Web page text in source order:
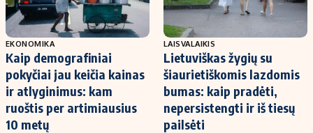
EKONOMIKA
Kaip demografiniai
pokyčiai jau keičia kainas
ir atlyginimus: kam
ruoštis per artimiausius
10 metų
LAISVALAIKIS
Lietuviškas žygių su
šiaurietiškomis lazdomis
bumas: kaip pradėti,
nepersistengti ir iš tiesų
pailsėti